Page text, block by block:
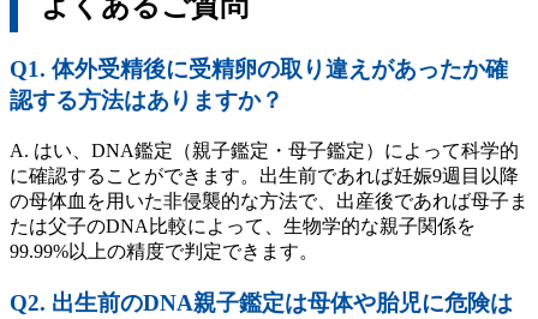
Q1. 体外受精後に受精卵の取り違えがあったか確
認する方法はありますか？
A. はい、DNA鑑定（親子鑑定・母子鑑定）によって科学的
に確認することができます。出生前であれば妊娠9週目以降
の母体血を用いた非侵襲的な方法で、出産後であれば母子ま
たは父子のDNA比較によって、生物学的な親子関係を
99.99%以上の精度で判定できます。
Q2. 出生前のDNA親子鑑定は母体や胎児に危険は